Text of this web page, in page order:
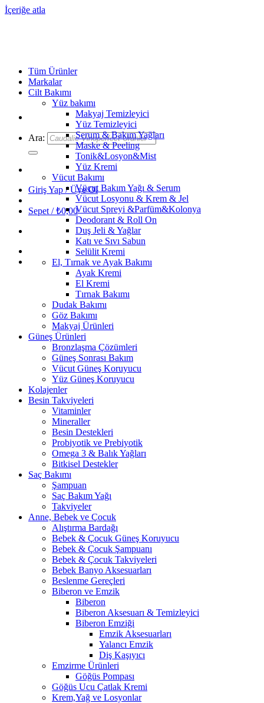
İçeriğe atla
Ara:
Giriş Yap / Üye Ol
Sepet /₺0,00
Tüm Ürünler
Markalar
Cilt Bakımı
Yüz bakımı
Makyaj Temizleyici
Yüz Temizleyici
Serum & Bakım Yağları
Maske & Peeling
Tonik&Losyon&Mist
Yüz Kremi
Vücut Bakımı
Vücut Bakım Yağı & Serum
Vücut Losyonu & Krem & Jel
Vücut Spreyi &Parfüm&Kolonya
Deodorant & Roll On
Duş Jeli & Yağlar
Katı ve Sıvı Sabun
Selülit Kremi
El, Tırnak ve Ayak Bakımı
Ayak Kremi
El Kremi
Tırnak Bakımı
Dudak Bakımı
Göz Bakımı
Makyaj Ürünleri
Güneş Ürünleri
Bronzlaşma Çözümleri
Güneş Sonrası Bakım
Vücut Güneş Koruyucu
Yüz Güneş Koruyucu
Kolajenler
Besin Takviyeleri
Vitaminler
Mineraller
Besin Destekleri
Probiyotik ve Prebiyotik
Omega 3 & Balık Yağları
Bitkisel Destekler
Saç Bakımı
Şampuan
Saç Bakım Yağı
Takviyeler
Anne, Bebek ve Çocuk
Alıştırma Bardağı
Bebek & Çocuk Güneş Koruyucu
Bebek & Çocuk Şampuanı
Bebek & Çocuk Takviyeleri
Bebek Banyo Aksesuarları
Beslenme Gereçleri
Biberon ve Emzik
Biberon
Biberon Aksesuarı & Temizleyici
Biberon Emziği
Emzik Aksesuarları
Yalancı Emzik
Diş Kaşıyıcı
Emzirme Ürünleri
Göğüs Pompası
Göğüs Ucu Çatlak Kremi
Krem,Yağ ve Losyonlar